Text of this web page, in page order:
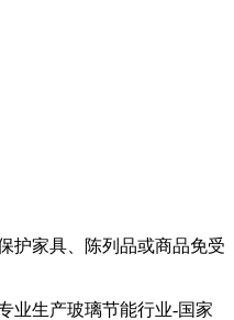
护家具、陈列品或商品免受
业生产玻璃节能行业-国家